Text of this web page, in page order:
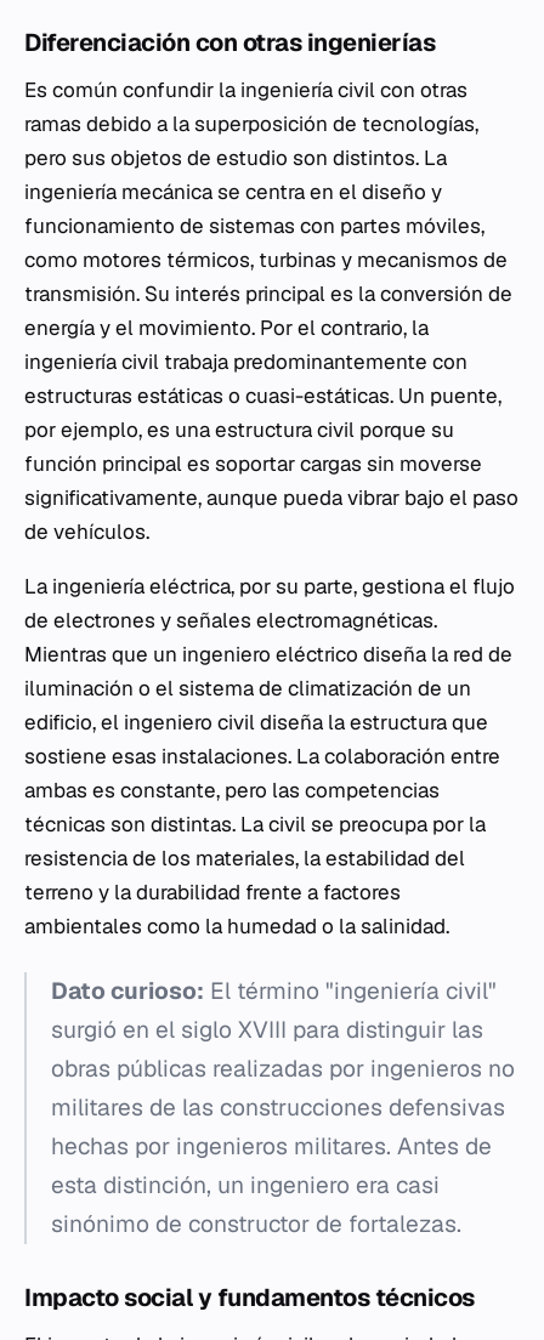
Diferenciación con otras ingenierías
Es común confundir la ingeniería civil con otras
ramas debido a la superposición de tecnologías,
pero sus objetos de estudio son distintos. La
ingeniería mecánica se centra en el diseño y
funcionamiento de sistemas con partes móviles,
como motores térmicos, turbinas y mecanismos de
transmisión. Su interés principal es la conversión de
energía y el movimiento. Por el contrario, la
ingeniería civil trabaja predominantemente con
estructuras estáticas o cuasi-estáticas. Un puente,
por ejemplo, es una estructura civil porque su
función principal es soportar cargas sin moverse
significativamente, aunque pueda vibrar bajo el paso
de vehículos.
La ingeniería eléctrica, por su parte, gestiona el flujo
de electrones y señales electromagnéticas.
Mientras que un ingeniero eléctrico diseña la red de
iluminación o el sistema de climatización de un
edificio, el ingeniero civil diseña la estructura que
sostiene esas instalaciones. La colaboración entre
ambas es constante, pero las competencias
técnicas son distintas. La civil se preocupa por la
resistencia de los materiales, la estabilidad del
terreno y la durabilidad frente a factores
ambientales como la humedad o la salinidad.
Dato curioso: El término "ingeniería civil"
surgió en el siglo XVIII para distinguir las
obras públicas realizadas por ingenieros no
militares de las construcciones defensivas
hechas por ingenieros militares. Antes de
esta distinción, un ingeniero era casi
sinónimo de constructor de fortalezas.
Impacto social y fundamentos técnicos